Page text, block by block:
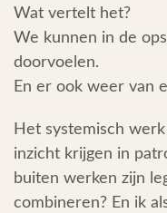
Wat vertelt het?
We kunnen in de
doorvoelen.
En er ook weer van
Het systemisch
inzicht krijgen in
buiten werken zijn
combineren? En ik